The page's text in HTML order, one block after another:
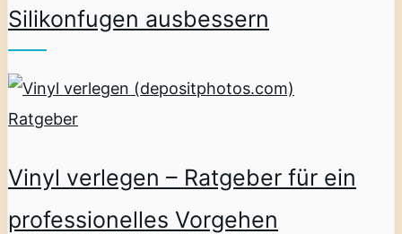
Silikonfugen ausbessern
Ratgeber
Vinyl verlegen – Ratgeber für ein
professionelles Vorgehen